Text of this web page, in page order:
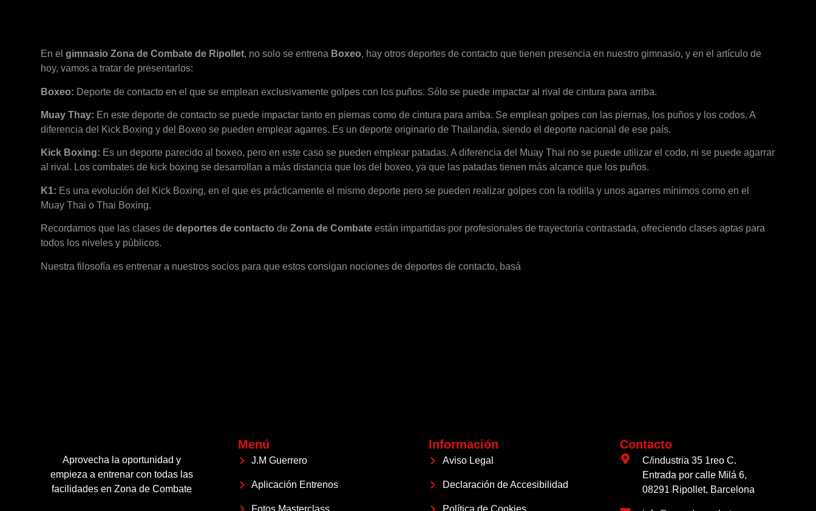
En elgimnasio Zona de Combate de Ripollet, no solo se entrena Boxeo, hay otros deportes de contacto que tienen presencia en nuestro gimnasio, y en el artículo de
hoy, vamos a tratar de presentarlos:
Boxeo: Deporte de contacto en el que se emplean exclusivamente golpes con los puños. Sólo se puede impactar al rival de cintura para arriba.
Muay Thay: En este deporte de contacto se puede impactar tanto en piernas como de cintura para arriba. Se emplean golpes con las piernas, los puños y los codos. A
diferencia del Kick Boxing y del Boxeo se pueden emplear agarres. Es un deporte originario de Thailandia, siendo el deporte nacional de ese país.
Kick Boxing: Es un deporte parecido al boxeo, pero en este caso se pueden emplear patadas. A diferencia del Muay Thai no se puede utilizar el codo, ni se puede agarrar
al rival. Los combates de kick boxing se desarrollan a más distancia que los del boxeo, ya que las patadas tienen más alcance que los puños.
K1: Es una evolución del Kick Boxing, en el que es prácticamente el mismo deporte pero se pueden realizar golpes con la rodilla y unos agarres mínimos como en el
Muay Thai o Thai Boxing.
Recordamos que las clases dedeportes de contacto deZona de Combate están impartidas por profesionales de trayectoria contrastada, ofreciendo clases aptas para
todos los niveles y públicos.
Nuestra filosofía es entrenar a nuestros socios para que estos consigan nociones de deportes de contacto, basá
Aprovecha la oportunidad y
empieza a entrenar con todas las
facilidades en Zona de Combate
Menú
J.M Guerrero
Aplicación Entrenos
Fotos Masterclass
Información
Aviso Legal
Declaración de Accesibilidad
Política de Cookies
Contacto
C/industria 35 1reo C.
Entrada por calle Milá 6,
08291 Ripollet, Barcelona